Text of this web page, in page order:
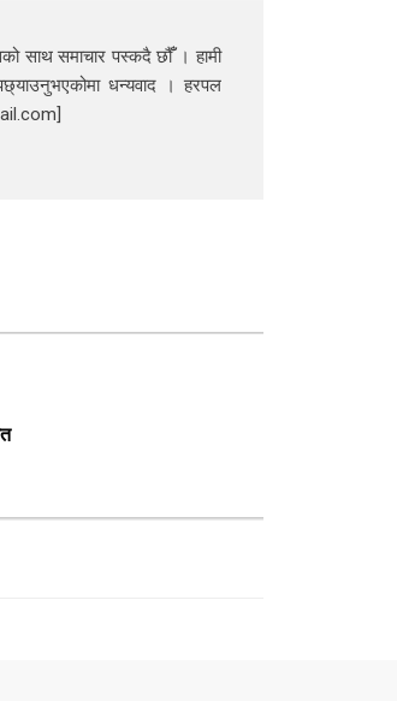
साथ समाचार पस्कदै छौँँ । हामी
धन्यवाद । हरपल